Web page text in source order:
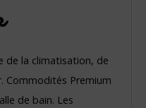
de la climatisation, de
Commodités Premium
de bain. Les